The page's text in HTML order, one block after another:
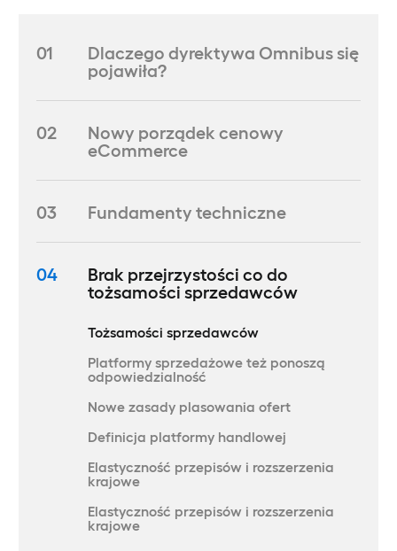
01
Dlaczego dyrektywa Omnibus się
pojawiła?
02
Nowy porządek cenowy
eCommerce
03 Fundamenty techniczne
04
Brak przejrzystości co do
tożsamości sprzedawców
Tożsamości sprzedawców
Platformy sprzedażowe też ponoszą
odpowiedzialność
Nowe zasady plasowania ofert
Definicja platformy handlowej
Elastyczność przepisów i rozszerzenia
krajowe
Elastyczność przepisów i rozszerzenia
krajowe